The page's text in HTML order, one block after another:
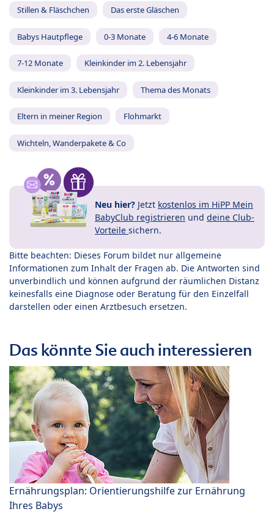
Stillen & Fläschchen Das erste Gläschen
Babys Hautpflege 0-3 Monate 4-6 Monate
7-12 Monate Kleinkinder im 2. Lebensjahr
Kleinkinder im 3. Lebensjahr Thema des Monats
Eltern in meiner Region Flohmarkt
Wichteln, Wanderpakete & Co
Neu hier? Jetzt kostenlos im HiPP Mein
BabyClub registrieren und deine Club-
Vorteile sichern.
Bitte beachten: Dieses Forum bildet nur allgemeine
Informationen zum Inhalt der Fragen ab. Die Antworten sind
unverbindlich und können aufgrund der räumlichen Distanz
keinesfalls eine Diagnose oder Beratung für den Einzelfall
darstellen oder einen Arztbesuch ersetzen.
Das könnte Sie auch interessieren
Ernährungsplan: Orientierungshilfe zur Ernährung
Ihres Babys